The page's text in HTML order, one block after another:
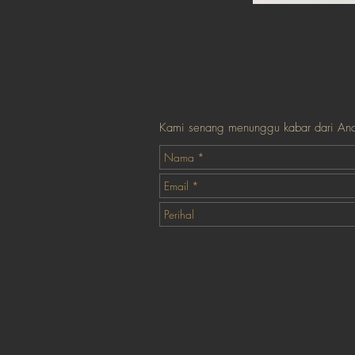
Kami senang menunggu kabar dari